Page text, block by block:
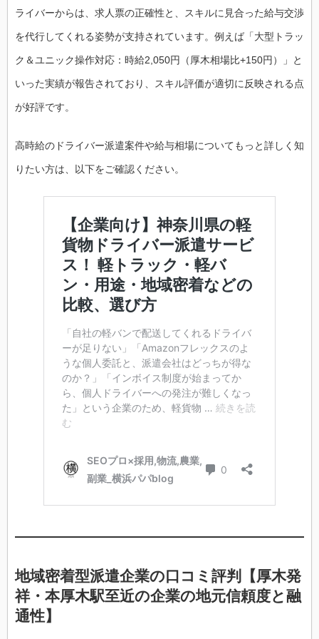
ライバーからは、求人票の正確性と、スキルに見合った給与交渉
を代行してくれる姿勢が支持されています。例えば「大型トラッ
ク＆ユニック操作対応：時給2,050円（厚木相場比+150円）」と
いった実績が報告されており、スキル評価が適切に反映される点
が好評です。
高時給のドライバー派遣案件や給与相場についてもっと詳しく知
りたい方は、以下をご確認ください。
地域密着型派遣企業の口コミ評判【厚木発
祥・本厚木駅至近の企業の地元信頼度と融
通性】